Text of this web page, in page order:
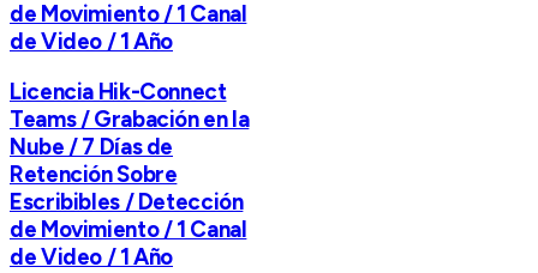
de Movimiento / 1 Canal
de Video / 1 Año
Licencia Hik-Connect
Teams / Grabación en la
Nube / 7 Días de
Retención Sobre
Escribibles / Detección
de Movimiento / 1 Canal
de Video / 1 Año